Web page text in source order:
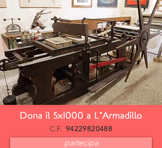
Dona il 5x1000 a L'Armadillo
C.F. 94229820488
partecipa